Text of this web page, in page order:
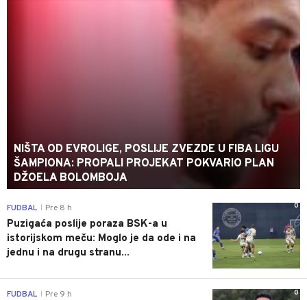
NIŠTA OD EVROLIGE, POSLIJE ZVEZDE U FIBA LIGU
ŠAMPIONA: PROPALI PROJEKAT POKVARIO PLAN
DŽOELA BOLOMBOJA
0
FUDBAL Pre 8 h
Puzigaća poslije poraza BSK-a u
istorijskom meču: Moglo je da ode i na
jednu i na drugu stranu...
0
FUDBAL Pre 9 h